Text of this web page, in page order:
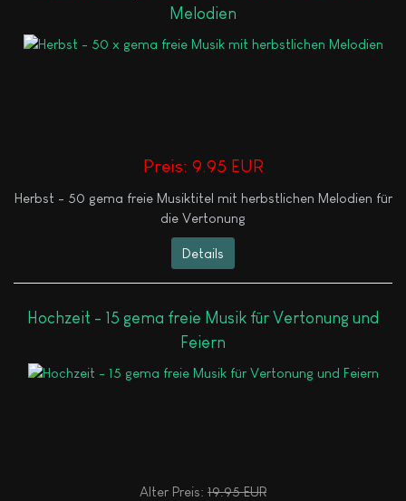
Melodien
Preis: 9.95 EUR
Herbst - 50 gema freie Musiktitel mit herbstlichen Melodien für
die Vertonung
Details
Hochzeit - 15 gema freie Musik für Vertonung und
Feiern
Alter Preis: 19.95 EUR